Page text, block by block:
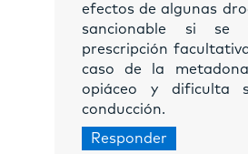
efectos de algunas
sancionable si se
prescripción
caso de la
opiáceo y dificulta
conducción.
Responder